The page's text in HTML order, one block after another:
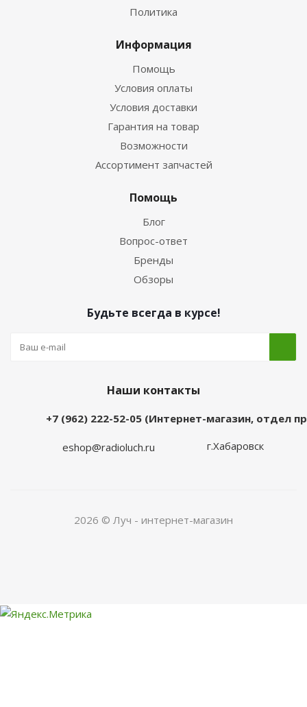
Политика
Информация
Помощь
Условия оплаты
Условия доставки
Гарантия на товар
Возможности
Ассортимент запчастей
Помощь
Блог
Вопрос-ответ
Бренды
Обзоры
Будьте всегда в курсе!
Наши контакты
+7 (962) 222-52-05 (Интернет-магазин, отдел
eshop@radioluch.ru г.Хабаровск
2026 © Луч - интернет-магазин